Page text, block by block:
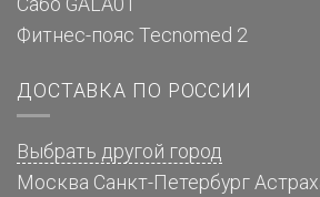
Сабо GALA01
Фитнес-пояс Tecnomed 2
ДОСТАВКА ПО РОССИИ
Выбрать другой город
Москва Санкт-Петербург